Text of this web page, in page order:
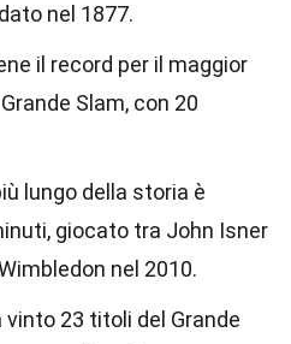
nel 1877.
il record per il maggior
Slam, con 20
lungo della storia è
giocato tra John Isner
nel 2010.
vinto 23 titoli del Grande